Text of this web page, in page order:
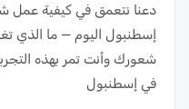
دعنا نتعمق في كيفية عمل
إسطنبول اليوم — ما الذي
شعورك وأنت تمر بهذه
في إسطنبول